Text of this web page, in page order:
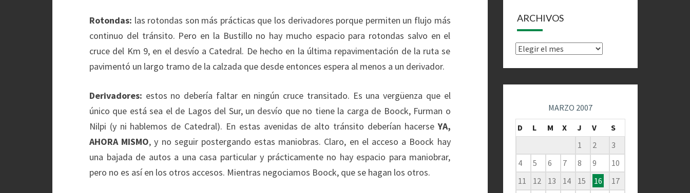
Rotondas: las rotondas son más prácticas que los derivadores porque permiten un flujo más
continuo del tránsito. Pero en la Bustillo no hay mucho espacio para rotondas salvo en el
cruce del Km 9, en el desvío a Catedral. De hecho en la última repavimentación de la ruta se
pavimentó un largo tramo de la calzada que desde entonces espera al menos a un derivador.
Derivadores: estos no debería faltar en ningún cruce transitado. Es una vergüenza que el
único que está sea el de Lagos del Sur, un desvío que no tiene la carga de Boock, Furman o
Nilpi (y ni hablemos de Catedral). En estas avenidas de alto tránsito deberían hacerseYA,
AHORA MISMO, y no seguir postergando estas maniobras. Claro, en el acceso a Boock hay
una bajada de autos a una casa particular y prácticamente no hay espacio para maniobrar,
pero no es así en los otros accesos. Mientras negociamos Boock, que se hagan los otros.
ARCHIVOS
Archivos
MARZO 2007
D
L M X J V
S
1
2
3
4
5 6 7 8 9
10
11
12 13 14 15 16
17